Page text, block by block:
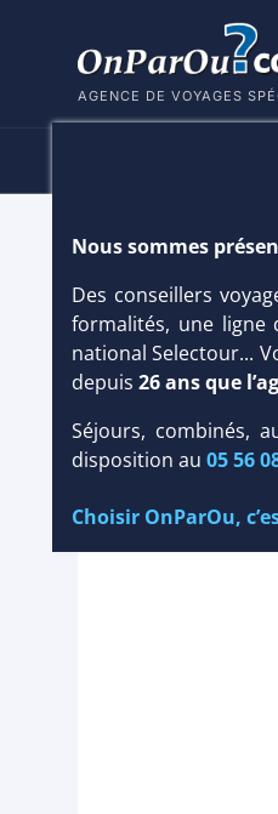
AGENCE DE VOYAGES
HÔTEL RIU
République
Nous sommes
Des conseillers
formalités, une ligne
national Selectour...
depuis 26 ans que
Séjours, combinés,
disposition au 05 56
Choisir OnParOu,